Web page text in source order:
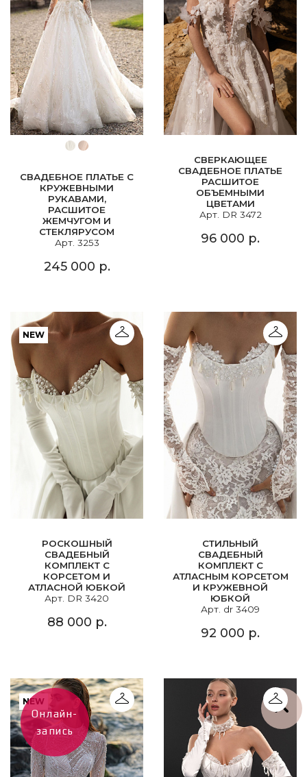
СВАДЕБНОЕ ПЛАТЬЕ С
КРУЖЕВНЫМИ
РУКАВАМИ,
РАСШИТОЕ
ЖЕМЧУГОМ И
СТЕКЛЯРУСОМ
Арт. 3253
245 000 р.
СВЕРКАЮЩЕЕ
СВАДЕБНОЕ ПЛАТЬЕ
РАСШИТОЕ
ОБЪЕМНЫМИ
ЦВЕТАМИ
Арт. DR 3472
96 000 р.
NEW
РОСКОШНЫЙ
СВАДЕБНЫЙ
КОМПЛЕКТ С
КОРСЕТОМ И
АТЛАСНОЙ ЮБКОЙ
Арт. DR 3420
88 000 р.
СТИЛЬНЫЙ
СВАДЕБНЫЙ
КОМПЛЕКТ С
АТЛАСНЫМ КОРСЕТОМ
И КРУЖЕВНОЙ
ЮБКОЙ
Арт. dr 3409
92 000 р.
NEW
Онлайн-
запись